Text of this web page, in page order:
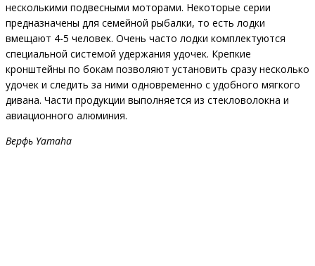
несколькими подвесными моторами. Некоторые серии
предназначены для семейной рыбалки, то есть лодки
вмещают 4-5 человек. Очень часто лодки комплектуются
специальной системой удержания удочек. Крепкие
кронштейны по бокам позволяют установить сразу несколько
удочек и следить за ними одновременно с удобного мягкого
дивана. Части продукции выполняется из стекловолокна и
авиационного алюминия.
Верфь Yamaha